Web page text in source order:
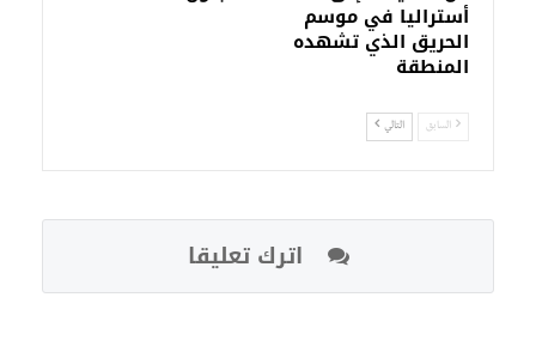
أستراليا في موسم
الحريق الذي تشهده
المنطقة
السابق التالي
اترك تعليقا